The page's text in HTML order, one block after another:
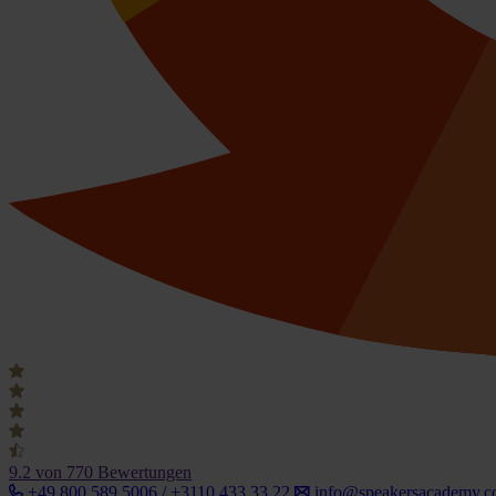
9.2 von 770 Bewertungen
+49 800 589 5006 / +3110 433 33 22